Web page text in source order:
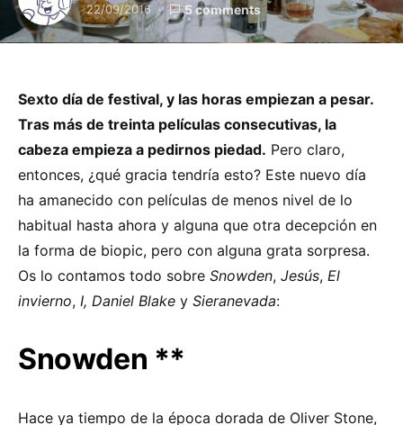
22/09/2016 5 comments
Sexto día de festival, y las horas empiezan a pesar.
Tras más de treinta películas consecutivas, la
cabeza empieza a pedirnos piedad. Pero claro,
entonces, ¿qué gracia tendría esto? Este nuevo día
ha amanecido con películas de menos nivel de lo
habitual hasta ahora y alguna que otra decepción en
la forma de biopic, pero con alguna grata sorpresa.
Os lo contamos todo sobre Snowden, Jesús, El
invierno, I, Daniel Blake y Sieranevada:
Snowden **
Hace ya tiempo de la época dorada de Oliver Stone,